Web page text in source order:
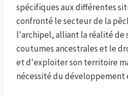
spécifiques aux différentes
confronté le secteur de la
l'archipel, alliant la réalité de
coutumes ancestrales et le
et d'exploiter son territoire
nécessité du développement